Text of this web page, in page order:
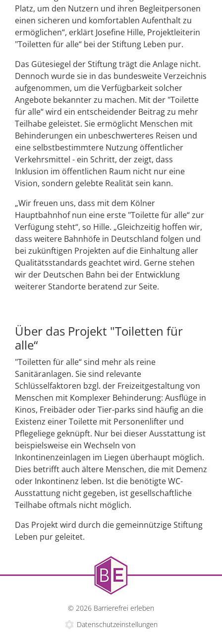
Platz, um den Nutzern und ihren Begleitpersonen
einen sicheren und komfortablen Aufenthalt zu
ermöglichen“, erklärt Josefine Hille, Projektleiterin
"Toiletten für alle“ bei der Stiftung Leben pur.
Das Gütesiegel der Stiftung trägt die Anlage nicht.
Dennoch wurde sie in das bundesweite Verzeichnis
aufgenommen, um die Verfügbarkeit solcher
Angebote bekannter zu machen. Mit der "Toilette
für alle“ wird ein entscheidender Beitrag zu mehr
Teilhabe geleistet. Sie ermöglicht Menschen mit
Behinderungen ein unbeschwerteres Reisen und
eine selbstbestimmtere Nutzung öffentlicher
Verkehrsmittel - ein Schritt, der zeigt, dass
Inklusion im öffentlichen Raum nicht nur eine
Vision, sondern gelebte Realität sein kann.
„Wir freuen uns, dass mit dem Kölner
Hauptbahnhof nun eine erste "Toilette für alle“ zur
Verfügung steht“, so Hille. „Gleichzeitig hoffen wir,
dass weitere Bahnhöfe in Deutschland folgen und
bei zukünftigen Projekten auf die Einhaltung aller
Qualitätsstandards geachtet wird. Gerne stehen
wir der Deutschen Bahn bei der Entwicklung
weiterer Standorte beratend zur Seite.
Über das Projekt "Toiletten für
alle“
"Toiletten für alle“ sind mehr als reine
Sanitäranlagen. Sie sind relevante
Schlüsselfaktoren bzgl. der Freizeitgestaltung von
Menschen mit Komplexer Behinderung: Ausflüge in
Kinos, Freibäder oder Tier-parks sind häufig an die
Existenz einer Toilette mit Personenlifter und
Pflegeliege geknüpft. Nur bei dieser Ausstattung ist
beispielsweise ein Wechseln von
Inkontinenzeinlagen im Liegen überhaupt möglich.
Dies betrifft auch ältere Menschen, die mit Demenz
oder Inkontinenz leben. Ist die benötigte WC-
Ausstattung nicht gegeben, ist gesellschaftliche
Teilhabe oftmals nicht möglich.
Das Projekt wird durch die gemeinnützige Stiftung
Leben pur geleitet.
© 2026 Barrierefrei erleben
Datenschutzeinstellungen